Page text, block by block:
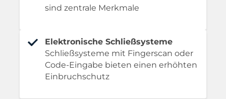
sind zentrale Merkmale
Elektronische Schließsysteme
Schließsysteme mit Fingerscan oder
Code-Eingabe bieten einen erhöhten
Einbruchschutz